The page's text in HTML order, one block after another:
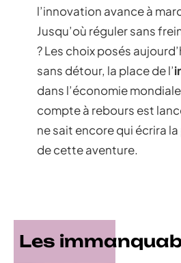
l’innovation avance à
Jusqu’où réguler sans
? Les choix posés
sans détour, la place de l’
dans l’économie
compte à rebours est
ne sait encore qui écrira
de cette aventure.
Les